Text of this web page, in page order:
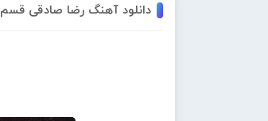
دانلود آهنگ رضا صادقی قسم